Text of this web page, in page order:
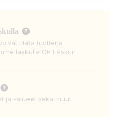
tilata tuotteita
laskulla OP Laskun
ja -alueet sekä muut